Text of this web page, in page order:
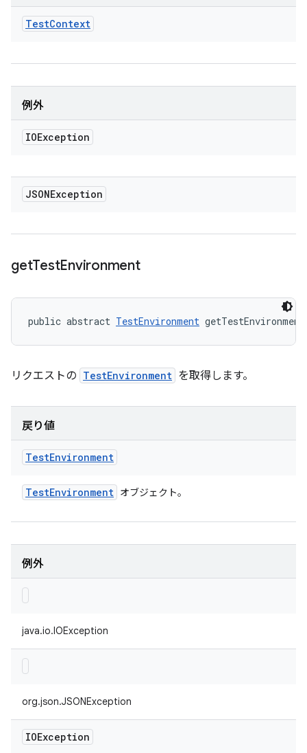
TestContext
例外
IOException
JSONException
getTestEnvironment
public abstract TestEnvironment
リクエストの TestEnvironment を取得します。
戻り値
TestEnvironment
TestEnvironment オブジェクト。
例外
java.io.IOException
org.json.JSONException
IOException